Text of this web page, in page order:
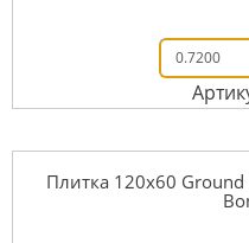
Плитка 120x60 Ground